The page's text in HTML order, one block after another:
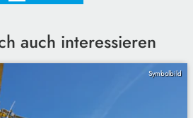
auch interessieren
Symbolbild